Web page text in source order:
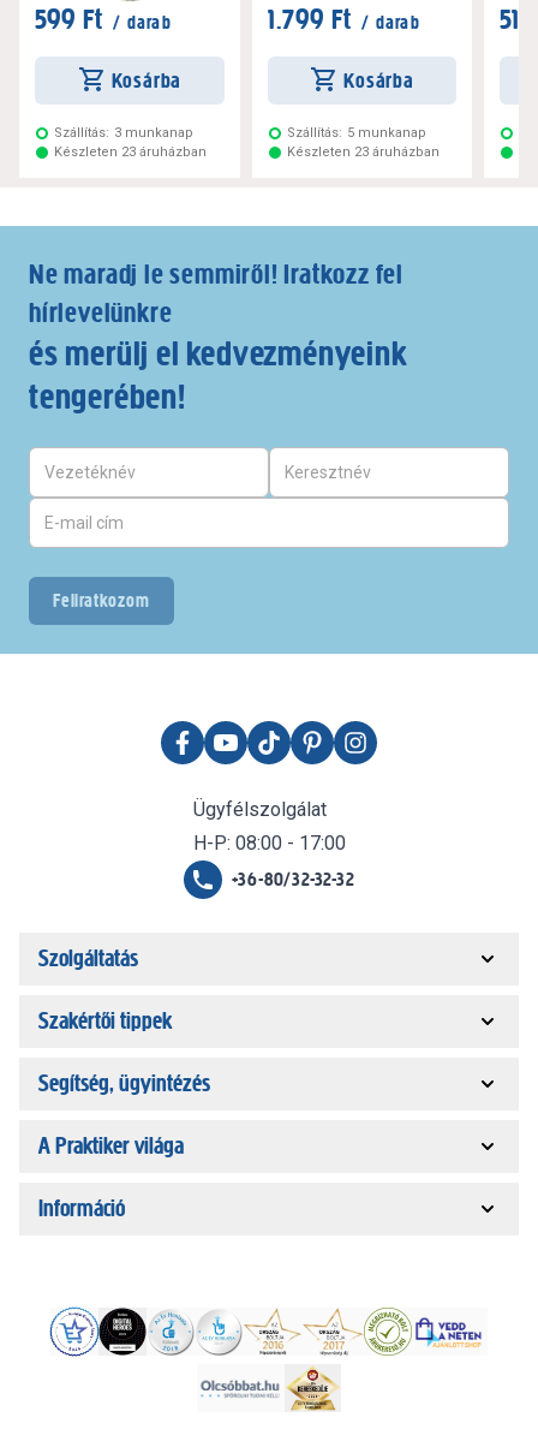
599 Ft / darab
Kosárba
Szállítás: 3 munkanap
Készleten 23 áruházban
1.799 Ft / darab
Kosárba
Szállítás: 5 munkanap
Készleten 23 áruházban
Ne maradj le semmiről! Iratkozz fel
hírlevelünkre
és merülj el kedvezményeink
tengerében!
Feliratkozom
Ügyfélszolgálat
H-P: 08:00 - 17:00
+36-80/32-32-32
Szolgáltatás
Szakértői tippek
Segítség, ügyintézés
A Praktiker világa
Információ